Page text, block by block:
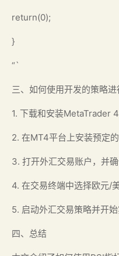
return(0);
}
“`
三、如何使用开发的策略进
1. 下载和安装MetaTrader
2. 在MT4平台上安装预定
3. 打开外汇交易账户，并
4. 在交易终端中选择欧元/
5. 启动外汇交易策略并开
四、总结